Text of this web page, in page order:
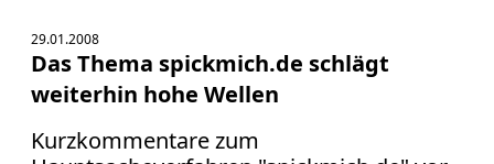
29.01.2008
Das Thema spickmich.de schlägt
weiterhin hohe Wellen
Kurzkommentare zum